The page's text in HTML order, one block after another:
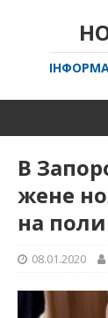
В
жене
на
08.01.2020